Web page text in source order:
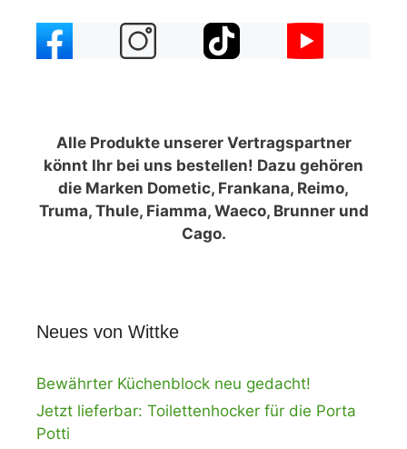
Alle Produkte unserer Vertragspartner
könnt Ihr bei uns bestellen! Dazu gehören
die Marken Dometic, Frankana, Reimo,
Truma, Thule, Fiamma, Waeco, Brunner und
Cago.
Neues von Wittke
Bewährter Küchenblock neu gedacht!
Jetzt lieferbar: Toilettenhocker für die Porta
Potti